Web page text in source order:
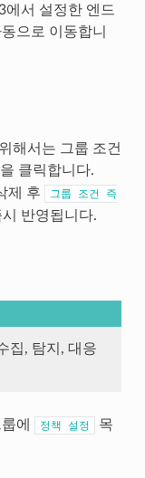
에서 설정한 엔드
으로 이동합니
해서는 그룹 조건
클릭합니다.
제 후
그룹 조건
즉
반영됩니다.
집, 탐지, 대응
에 정책 설정
목